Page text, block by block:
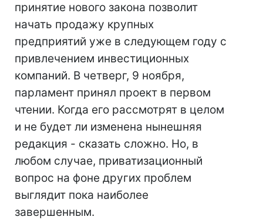
принятие нового закона позволит
начать продажу крупных
предприятий уже в следующем году с
привлечением инвестиционных
компаний. В четверг, 9 ноября,
парламент принял проект в первом
чтении. Когда его рассмотрят в целом
и не будет ли изменена нынешняя
редакция - сказать сложно. Но, в
любом случае, приватизационный
вопрос на фоне других проблем
выглядит пока наиболее
завершенным.